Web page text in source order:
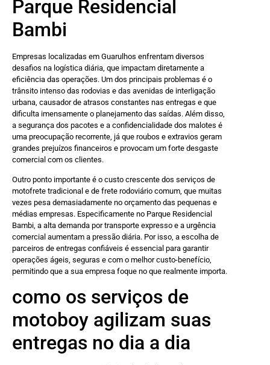
Parque Residencial
Bambi
Empresas localizadas em Guarulhos enfrentam diversos
desafios na logística diária, que impactam diretamente a
eficiência das operações. Um dos principais problemas é o
trânsito intenso das rodovias e das avenidas de interligação
urbana, causador de atrasos constantes nas entregas e que
dificulta imensamente o planejamento das saídas. Além disso,
a segurança dos pacotes e a confidencialidade dos malotes é
uma preocupação recorrente, já que roubos e extravios geram
grandes prejuízos financeiros e provocam um forte desgaste
comercial com os clientes.
Outro ponto importante é o custo crescente dos serviços de
motofrete tradicional e de frete rodoviário comum, que muitas
vezes pesa demasiadamente no orçamento das pequenas e
médias empresas. Especificamente no Parque Residencial
Bambi, a alta demanda por transporte expresso e a urgência
comercial aumentam a pressão diária. Por isso, a escolha de
parceiros de entregas confiáveis é essencial para garantir
operações ágeis, seguras e com o melhor custo-benefício,
permitindo que a sua empresa foque no que realmente importa.
como os serviços de
motoboy agilizam suas
entregas no dia a dia